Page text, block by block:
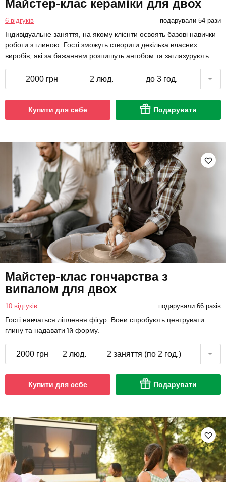
Майстер-клас кераміки для двох
6 відгуків подарували 54 рази
Індивідуальне заняття, на якому клієнти освоять базові навички
роботи з глиною. Гості зможуть створити декілька власних
виробів, які за бажанням розпишуть ангобом та заглазурують.
2000 грн 2 люд. до 3 год.
Купити для себе Подарувати
Майстер-клас гончарства з
випалом для двох
10 відгуків подарували 66 разів
Гості навчаться ліплення фігур. Вони спробують центрувати
глину та надавати їй форму.
2000 грн 2 люд. 2 заняття (по 2 год.)
Купити для себе Подарувати